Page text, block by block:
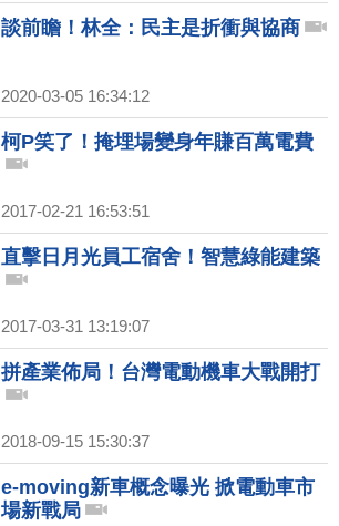
談前瞻！林全：民主是折衝與協商
2020-03-05 16:34:12
柯P笑了！掩埋場變身年賺百萬電費
2017-02-21 16:53:51
直擊日月光員工宿舍！智慧綠能建築
2017-03-31 13:19:07
拼產業佈局！台灣電動機車大戰開打
2018-09-15 15:30:37
e-moving新車概念曝光 掀電動車市
場新戰局